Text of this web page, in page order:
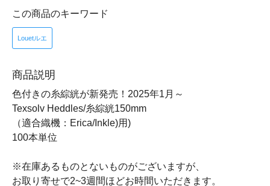
この商品のキーワード
Louetルエ
商品説明
色付きの糸綜絖が新発売！2025年1月～
Texsolv Heddles/糸綜絖150mm
（適合織機：Erica/Inkle)用)
100本単位
※在庫あるものとないものがございますが、
お取り寄せで2~3週間ほどお時間いただきます。